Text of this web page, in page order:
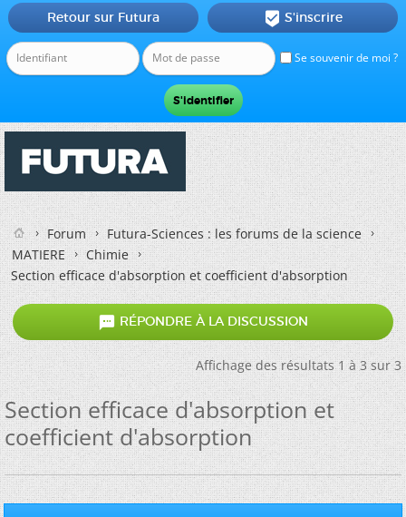
Se souvenir de moi ?
Retour sur Futura  S'inscrire
Forum
Futura-Sciences : les forums de la science
MATIERE
Chimie
Section efficace d'absorption et coefficient d'absorption
 RÉPONDRE À LA DISCUSSION
Affichage des résultats 1 à 3 sur 3
Section efficace d'absorption et
coefficient d'absorption